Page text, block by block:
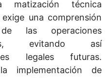
matización técnica
una comprensión
las operaciones
evitando así
legales futuras.
implementación de